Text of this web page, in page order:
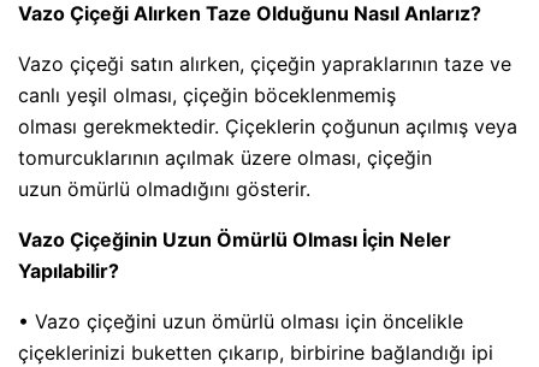
Vazo Çiçeği Alırken Taze Olduğunu Nasıl Anlarız?
Vazo çiçeği satın alırken, çiçeğin yapraklarının taze ve
canlı yeşil olması, çiçeğin böceklenmemiş
olması gerekmektedir. Çiçeklerin çoğunun açılmış veya
tomurcuklarının açılmak üzere olması, çiçeğin
uzun ömürlü olmadığını gösterir.
Vazo Çiçeğinin Uzun Ömürlü Olması İçin Neler
Yapılabilir?
• Vazo çiçeğini uzun ömürlü olması için öncelikle
çiçeklerinizi buketten çıkarıp, birbirine bağlandığı ipi